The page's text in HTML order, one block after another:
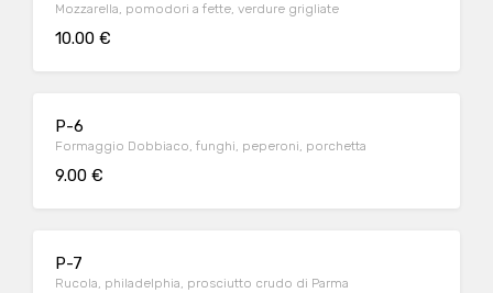
Mozzarella, pomodori a fette, verdure grigliate
10.00 €
P-6
Formaggio Dobbiaco, funghi, peperoni, porchetta
9.00 €
P-7
Rucola, philadelphia, prosciutto crudo di Parma